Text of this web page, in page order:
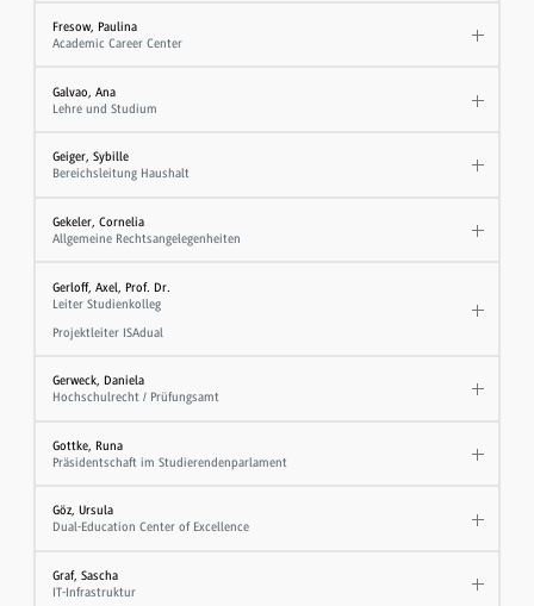
Fresow, Paulina
Academic Career Center
Galvao, Ana
Lehre und Studium
Geiger, Sybille
Bereichsleitung Haushalt
Gekeler, Cornelia
Allgemeine Rechtsangelegenheiten
Gerloff, Axel, Prof. Dr.
Leiter Studienkolleg
Projektleiter ISAdual
Gerweck, Daniela
Hochschulrecht / Prüfungsamt
Gottke, Runa
Präsidentschaft im Studierendenparlament
Göz, Ursula
Dual-Education Center of Excellence
Graf, Sascha
IT-Infrastruktur